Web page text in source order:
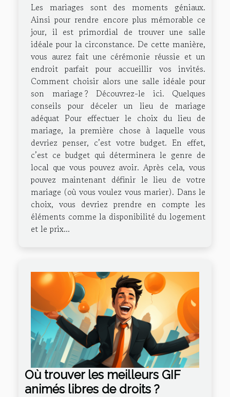
Les mariages sont des moments géniaux.
Ainsi pour rendre encore plus mémorable ce
jour, il est primordial de trouver une salle
idéale pour la circonstance. De cette manière,
vous aurez fait une cérémonie réussie et un
endroit parfait pour accueillir vos invités.
Comment choisir alors une salle idéale pour
son mariage ? Découvrez-le ici. Quelques
conseils pour déceler un lieu de mariage
adéquat Pour effectuer le choix du lieu de
mariage, la première chose à laquelle vous
devriez penser, c’est votre budget. En effet,
c’est ce budget qui déterminera le genre de
local que vous pouvez avoir. Après cela, vous
pouvez maintenant définir le lieu de votre
mariage (où vous voulez vous marier). Dans le
choix, vous devriez prendre en compte les
éléments comme la disponibilité du logement
et le prix...
Où trouver les meilleurs GIF
animés libres de droits ?